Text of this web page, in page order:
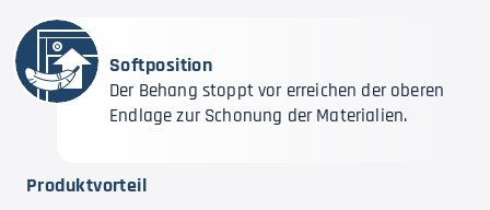
Softposition
Der Behang stoppt vor erreichen der oberen
Endlage zur Schonung der Materialien.
Produktvorteil